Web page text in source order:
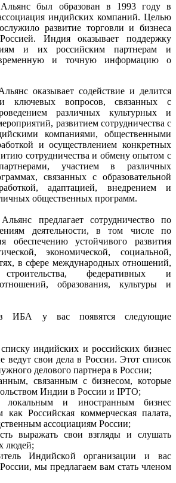
был образован в 1993 году в
индийских компаний. Целью
развитие торговли и бизнеса
Индия оказывает поддержку
и их российским партнерам и
и точную информацию о
оказывает содействие и делится
ключевых вопросов, связанных с
различных культурных и
развитием сотрудничества с
компаниями, общественными
и осуществлением конкретных
сотрудничества и обмену опытом с
участием в различных
связанных с образовательной
адаптацией, внедрением и
общественных программ.
предлагает сотрудничество по
деятельности, в том числе по
обеспечению устойчивого развития
экономической, социальной,
в сфере международных отношений,
строительства, федеративных и
образования, культуры и
ИБА у вас появятся следующие
индийских и российских бизнес
ведут свои дела в России. Этот список
делового партнера в России;
связанным с бизнесом, которые
Индии в России и IPTO;
и иностранным бизнес
как Российская коммерческая палата,
ассоциациям России;
выражать свои взгляды и слушать
людей;
Индийской организации и вас
мы предлагаем вам стать членом